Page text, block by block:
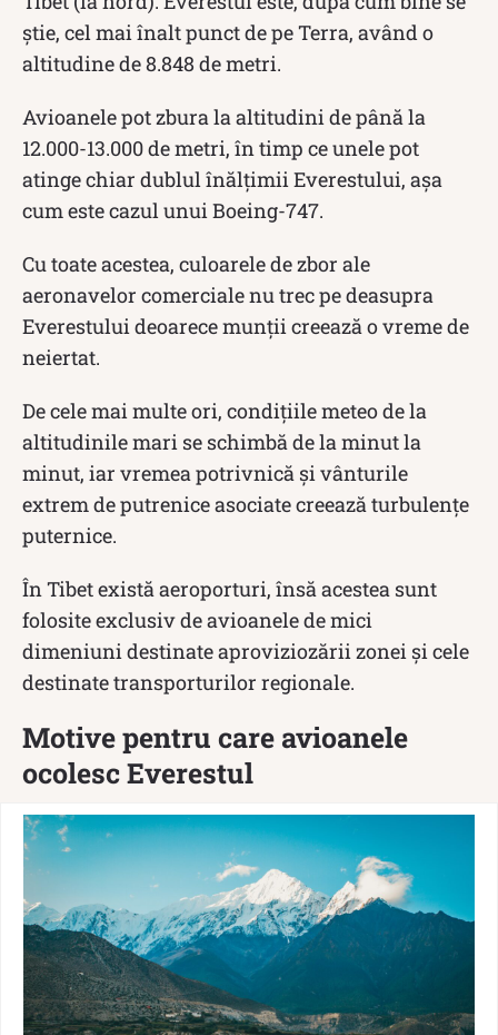
știe, cel mai înalt punct de pe Terra, având o
altitudine de 8.848 de metri.
Avioanele pot zbura la altitudini de până la
12.000-13.000 de metri, în timp ce unele pot
atinge chiar dublul înălțimii Everestului, așa
cum este cazul unui Boeing-747.
Cu toate acestea, culoarele de zbor ale
aeronavelor comerciale nu trec pe deasupra
Everestului deoarece munții creează o vreme de
neiertat.
De cele mai multe ori, condițiile meteo de la
altitudinile mari se schimbă de la minut la
minut, iar vremea potrivnică și vânturile
extrem de putrenice asociate creează turbulențe
puternice.
În Tibet există aeroporturi, însă acestea sunt
folosite exclusiv de avioanele de mici
dimeniuni destinate aproviziozării zonei și cele
destinate transporturilor regionale.
Motive pentru care avioanele
ocolesc Everestul